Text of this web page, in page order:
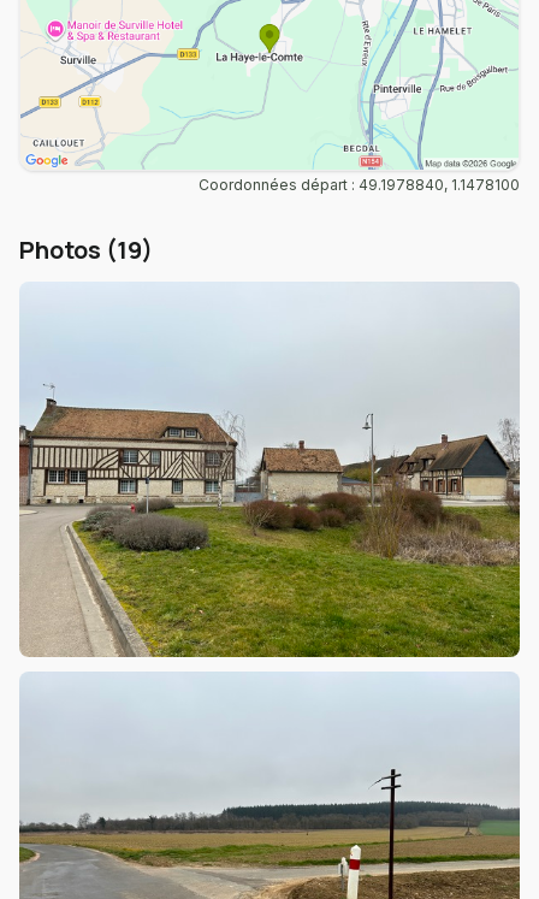
Coordonnées départ : 49.1978840, 1.1478100
Photos (19)